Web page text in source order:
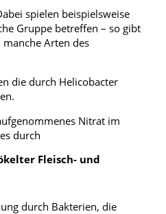
spielen beispielsweise
Gruppe betreffen – so gibt
Arten des
die durch Helicobacter
Nitrat im
durch
Fleisch- und
durch Bakterien, die